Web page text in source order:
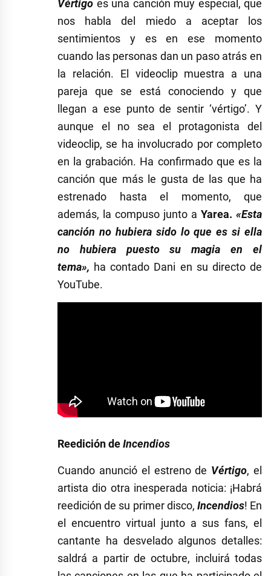
Vértigo es una canción muy especial, que
nos habla del miedo a aceptar los
sentimientos y es en ese momento
cuando las personas dan un paso atrás en
la relación. El videoclip muestra a una
pareja que se está conociendo y que
llegan a ese punto de sentir ‘vértigo’. Y
aunque el no sea el protagonista del
videoclip, se ha involucrado por completo
en la grabación. Ha confirmado que es la
canción que más le gusta de las que ha
estrenado hasta el momento, que
además, la compuso junto a Yarea. «Esta
canción no hubiera sido lo que es si ella
no hubiera puesto su magia en el
tema», ha contado Dani en su directo de
YouTube.
Reedición deIncendios
Cuando anunció el estreno de Vértigo, el
artista dio otra inesperada noticia: ¡Habrá
reedición de su primer disco, Incendios! En
el encuentro virtual junto a sus fans, el
cantante ha desvelado algunos detalles:
saldrá a partir de octubre, incluirá todas